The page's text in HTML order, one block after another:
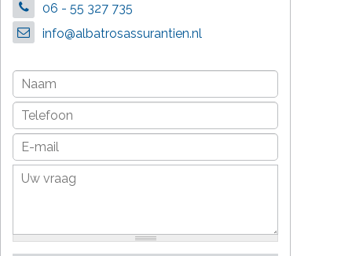
06 - 55 327 735
info@albatrosassurantien.nl